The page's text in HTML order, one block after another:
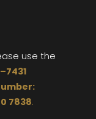
use the
–7431
7838.